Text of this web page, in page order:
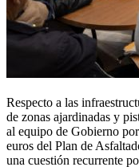
Respecto a las
de zonas ajardinadas y
al equipo de Gobierno
euros del Plan de
una cuestión recurrente